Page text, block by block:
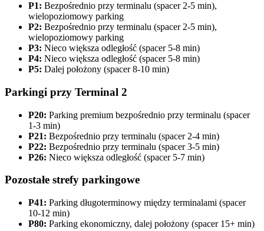
P1: Bezpośrednio przy terminalu (spacer 2-5 min),
wielopoziomowy parking
P2: Bezpośrednio przy terminalu (spacer 2-5 min),
wielopoziomowy parking
P3: Nieco większa odległość (spacer 5-8 min)
P4: Nieco większa odległość (spacer 5-8 min)
P5: Dalej położony (spacer 8-10 min)
Parkingi przy Terminal 2
P20: Parking premium bezpośrednio przy terminalu (spacer
1-3 min)
P21: Bezpośrednio przy terminalu (spacer 2-4 min)
P22: Bezpośrednio przy terminalu (spacer 3-5 min)
P26: Nieco większa odległość (spacer 5-7 min)
Pozostałe strefy parkingowe
P41: Parking długoterminowy między terminalami (spacer
10-12 min)
P80: Parking ekonomiczny, dalej położony (spacer 15+ min)